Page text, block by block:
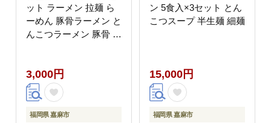
ット ラーメン 拉麺 ら
ーめん 豚骨ラーメン と
んこつラーメン 豚骨 と
使用 合成着色料不使用
博多屋台
3,000円
福岡県 嘉麻市
ン 5食入×3セット とん
こつスープ 半生麺 細麺
15,000円
福岡県 嘉麻市